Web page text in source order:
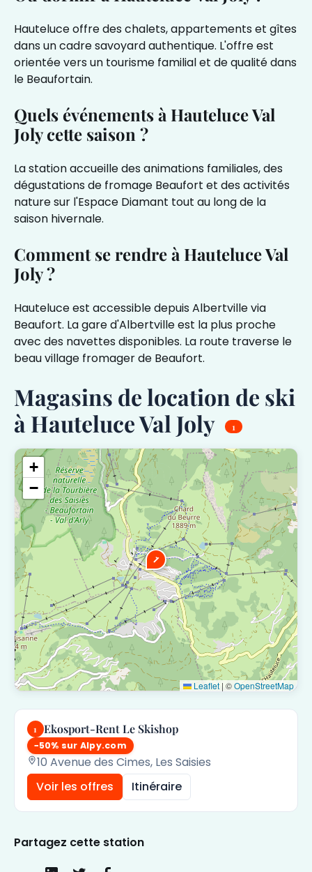
Hauteluce offre des chalets, appartements et gîtes
dans un cadre savoyard authentique. L'offre est
orientée vers un tourisme familial et de qualité dans
le Beaufortain.
Quels événements à Hauteluce Val
Joly cette saison ?
La station accueille des animations familiales, des
dégustations de fromage Beaufort et des activités
nature sur l'Espace Diamant tout au long de la
saison hivernale.
Comment se rendre à Hauteluce Val
Joly ?
Hauteluce est accessible depuis Albertville via
Beaufort. La gare d'Albertville est la plus proche
avec des navettes disponibles. La route traverse le
beau village fromager de Beaufort.
Magasins de location de ski
à Hauteluce Val Joly
1
1
+
−
Leaflet | ©OpenStreetMap
1 Ekosport-Rent Le Skishop
−50% sur Alpy.com
10 Avenue des Cimes, Les Saisies
Voir les offres
Itinéraire
Partagez cette station